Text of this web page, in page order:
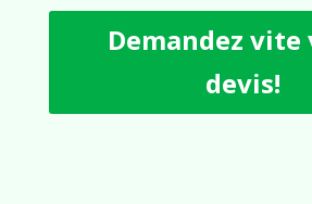
Demandez
devis!